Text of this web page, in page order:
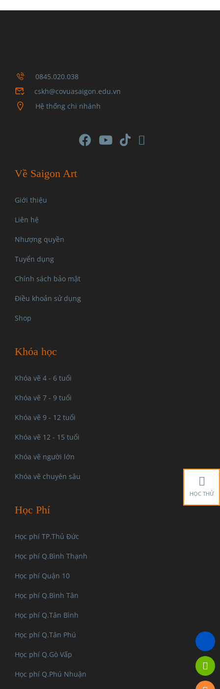
0845.020.038
cskh@covuasaigon.edu.vn
Hệ thống chi nhánh
Về Saigon Art
Giới thiệu
Liên hệ
Nhượng quyền
Tuyển dụng
Chính sách bảo mật
Điều khoản sử dụng
Shop
Khóa học
Khóa vẽ 4 - 6 tuổi
Khóa vẽ 7 - 9 tuổi
Khóa vẽ 9 - 12 tuổi
Khóa vẽ 12 - 15 tuổi
Khóa vẽ người lớn
Khóa vẽ chuyên sâu
Học Phí
Học phí TP.Thủ Đức
Học phí Q.Bình Thạnh
Học phí Quận 10
Học phí Q.Bình Tân
Học phí Q.Tân Bình
Học phí Q.Tân Phú
Học phí Q.Gò Vấp
Học phí Q.Phú Nhuận
HỌC THỬ